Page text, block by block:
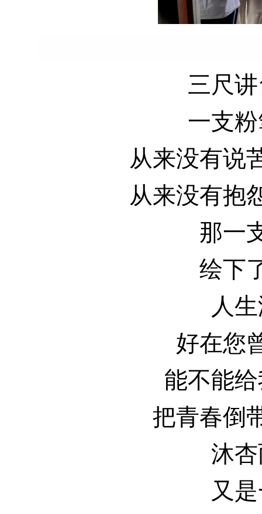
三尺
一支
从来没有说
从来没有抱
那一
绘下
人
好在您
能不能
把青春倒
沐
又